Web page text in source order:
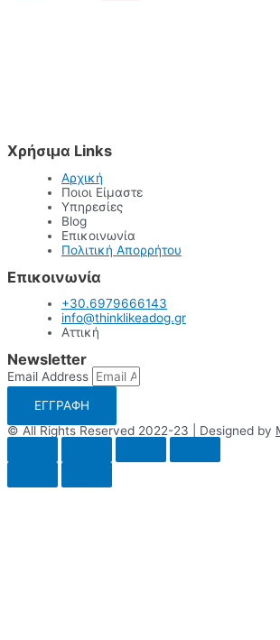
Χρήσιμα Links
Αρχική
Ποιοι Είμαστε
Υπηρεσίες
Blog
Επικοινωνία
Πολιτική Απορρήτου
Επικοινωνία
+30.6979666143
info@thinklikeadog.gr
Αττική
Newsletter
Email Address
ΕΓΓΡΑΦΗ
© All Rights Reserved 2022-23 | Designed by